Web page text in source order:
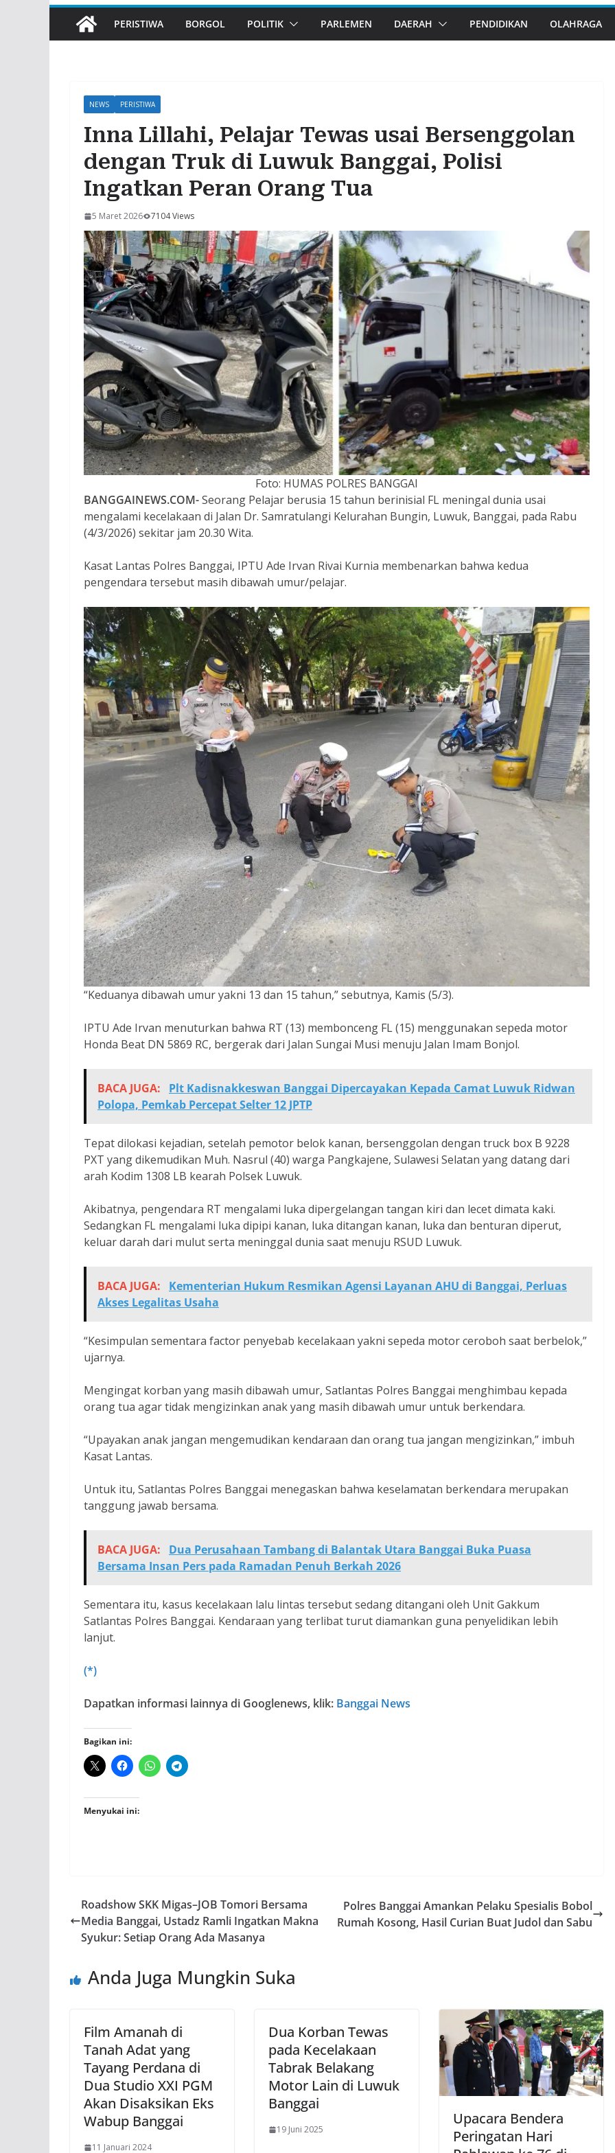
PERISTIWA BORGOL POLITIK PARLEMEN DAERAH PENDIDIKAN OLAHRAGA
NEWS PERISTIWA
Inna Lillahi, Pelajar Tewas usai Bersenggolan
dengan Truk di Luwuk Banggai, Polisi
Ingatkan Peran Orang Tua
5 Maret 2026 7104 Views
Foto: HUMAS POLRES BANGGAI
BANGGAINEWS.COM-Seorang Pelajar berusia 15 tahun berinisial FL meningal dunia usai
mengalami kecelakaan di Jalan Dr. Samratulangi Kelurahan Bungin, Luwuk, Banggai, pada Rabu
(4/3/2026) sekitar jam 20.30 Wita.
Kasat Lantas Polres Banggai, IPTU Ade Irvan Rivai Kurnia membenarkan bahwa kedua
pengendara tersebut masih dibawah umur/pelajar.
“Keduanya dibawah umur yakni 13 dan 15 tahun,” sebutnya, Kamis (5/3).
IPTU Ade Irvan menuturkan bahwa RT (13) membonceng FL (15) menggunakan sepeda motor
Honda Beat DN 5869 RC, bergerak dari Jalan Sungai Musi menuju Jalan Imam Bonjol.
BACA JUGA:
Plt Kadisnakkeswan Banggai Dipercayakan Kepada Camat Luwuk Ridwan
Polopa, Pemkab Percepat Selter 12 JPTP
Tepat dilokasi kejadian, setelah pemotor belok kanan, bersenggolan dengan truck box B 9228
PXT yang dikemudikan Muh. Nasrul (40) warga Pangkajene, Sulawesi Selatan yang datang dari
arah Kodim 1308 LB kearah Polsek Luwuk.
Akibatnya, pengendara RT mengalami luka dipergelangan tangan kiri dan lecet dimata kaki.
Sedangkan FL mengalami luka dipipi kanan, luka ditangan kanan, luka dan benturan diperut,
keluar darah dari mulut serta meninggal dunia saat menuju RSUD Luwuk.
BACA JUGA:
Kementerian Hukum Resmikan Agensi Layanan AHU di Banggai, Perluas
Akses Legalitas Usaha
“Kesimpulan sementara factor penyebab kecelakaan yakni sepeda motor ceroboh saat berbelok,”
ujarnya.
Mengingat korban yang masih dibawah umur, Satlantas Polres Banggai menghimbau kepada
orang tua agar tidak mengizinkan anak yang masih dibawah umur untuk berkendara.
“Upayakan anak jangan mengemudikan kendaraan dan orang tua jangan mengizinkan,” imbuh
Kasat Lantas.
Untuk itu, Satlantas Polres Banggai menegaskan bahwa keselamatan berkendara merupakan
tanggung jawab bersama.
BACA JUGA:
Dua Perusahaan Tambang di Balantak Utara Banggai Buka Puasa
Bersama Insan Pers pada Ramadan Penuh Berkah 2026
Sementara itu, kasus kecelakaan lalu lintas tersebut sedang ditangani oleh Unit Gakkum
Satlantas Polres Banggai. Kendaraan yang terlibat turut diamankan guna penyelidikan lebih
lanjut.
(*)
Dapatkan informasi lainnya di Googlenews, klik: Banggai News
Bagikan ini:
Menyukai ini:
Roadshow SKK Migas–JOB Tomori Bersama
Media Banggai, Ustadz Ramli Ingatkan Makna
Syukur: Setiap Orang Ada Masanya
Polres Banggai Amankan Pelaku Spesialis Bobol
Rumah Kosong, Hasil Curian Buat Judol dan Sabu
Anda Juga Mungkin Suka
Film Amanah di
Tanah Adat yang
Tayang Perdana di
Dua Studio XXI PGM
Akan Disaksikan Eks
Wabup Banggai
11 Januari 2024
Dua Korban Tewas
pada Kecelakaan
Tabrak Belakang
Motor Lain di Luwuk
Banggai
19 Juni 2025
Upacara Bendera
Peringatan Hari